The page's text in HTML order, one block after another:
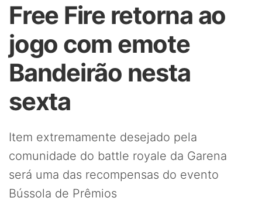
Free Fire retorna ao
jogo com emote
Bandeirão nesta
sexta
Item extremamente desejado pela
comunidade do battle royale da Garena
será uma das recompensas do evento
Bússola de Prêmios